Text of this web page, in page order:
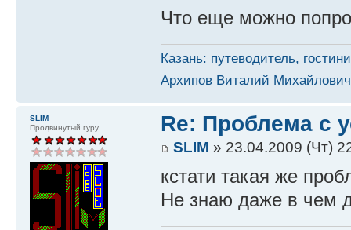
Что еще можно
Казань: путеводитель,
Архипов Виталий Михайлович
SLIM
Продвинутый гуру
Re: Проблема с
SLIM » 23.04.2009 (Чт)
кстати такая же
Не знаю даже в чем